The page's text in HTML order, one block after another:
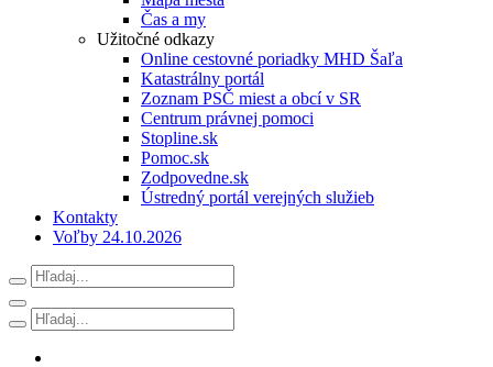
Čas a my
Užitočné odkazy
Online cestovné poriadky MHD Šaľa
Katastrálny portál
Zoznam PSČ miest a obcí v SR
Centrum právnej pomoci
Stopline.sk
Pomoc.sk
Zodpovedne.sk
Ústredný portál verejných služieb
Kontakty
Voľby 24.10.2026